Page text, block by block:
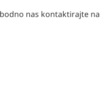
nas kontaktirajte na